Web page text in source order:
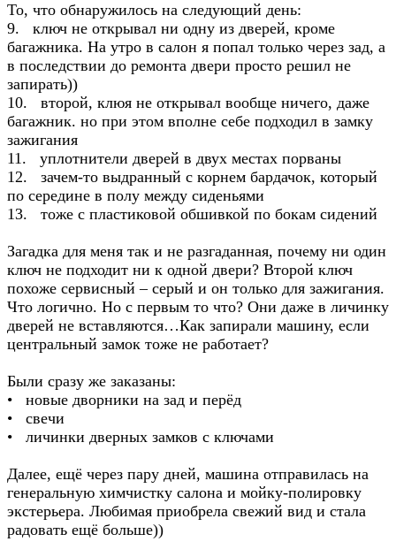
То, что обнаружилось на следующий день:
9. ключ не открывал ни одну из дверей, кроме
багажника. На утро в салон я попал только через зад, а
в последствии до ремонта двери просто решил не
запирать))
10. второй, клюя не открывал вообще ничего, даже
багажник. но при этом вполне себе подходил в замку
зажигания
11. уплотнители дверей в двух местах порваны
12. зачем-то выдранный с корнем бардачок, который
по середине в полу между сиденьями
13. тоже с пластиковой обшивкой по бокам сидений
Загадка для меня так и не разгаданная, почему ни один
ключ не подходит ни к одной двери? Второй ключ
похоже сервисный – серый и он только для зажигания.
Что логично. Но с первым то что? Они даже в личинку
дверей не вставляются…Как запирали машину, если
центральный замок тоже не работает?
Были сразу же заказаны:
• новые дворники на зад и перёд
• свечи
• личинки дверных замков с ключами
Далее, ещё через пару дней, машина отправилась на
генеральную химчистку салона и мойку-полировку
экстерьера. Любимая приобрела свежий вид и стала
радовать ещё больше))